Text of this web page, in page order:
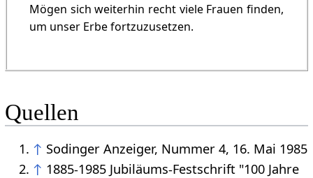
Mögen sich weiterhin recht viele Frauen finden,
um unser Erbe fortzuzusetzen.
Quellen
↑ Sodinger Anzeiger, Nummer 4, 16. Mai 1985
↑ 1885-1985 Jubiläums-Festschrift "100 Jahre